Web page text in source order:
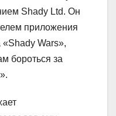
Shady Ltd. Он
приложения
Wars»,
бороться за